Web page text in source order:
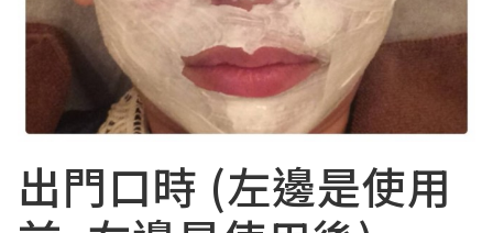
出門口時 (左邊是使用